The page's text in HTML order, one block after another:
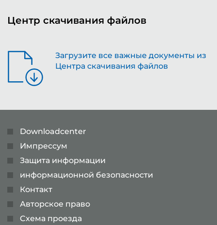
Центр скачивания файлов
Загрузите все важные документы из
Центра скачивания файлов
Downloadcenter
Импрессум
Защита информации
информационной безопасности
Контакт
Авторское право
Cхема проезда